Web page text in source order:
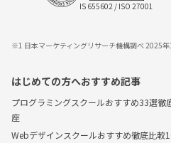
IS 655602 / ISO 27001
※1 日本マーケティングリサーチ機構調べ 2025
はじめての方へおすすめ記事
プログラミングスクールおすすめ33選
座
Webデザインスクールおすすめ徹底比較